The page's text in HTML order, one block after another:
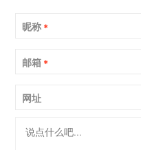
昵称 *
邮箱 *
网址